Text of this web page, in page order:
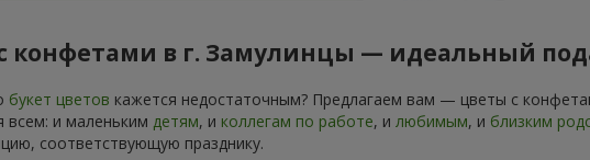
конфетами в г. Замулинцы — идеальный
букет цветов кажется недостаточным? Предлагаем вам — цветы с
всем: и маленьким детям, и коллегам по работе, и любимым, и близким
соответствующую празднику.